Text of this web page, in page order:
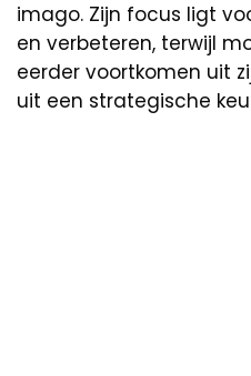
imago. Zijn focus ligt
en verbeteren, terwijl
eerder voortkomen uit
uit een strategische